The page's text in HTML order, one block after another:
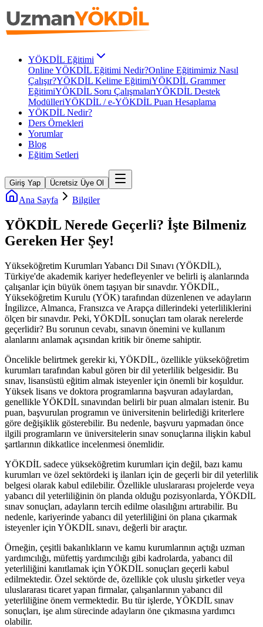
YÖKDİL Eğitimi
Online YÖKDİL Eğitimi Nedir?Online Eğitimimiz Nasıl
Çalışır?YÖKDİL Kelime EğitimiYÖKDİL Grammer
EğitimiYÖKDİL Soru ÇalışmalarıYÖKDİL Destek
ModülleriYÖKDİL / e-YÖKDİL Puan Hesaplama
YÖKDİL Nedir?
Ders Örnekleri
Yorumlar
Blog
Eğitim Setleri
Giriş Yap Ücretsiz Üye Ol
Ana Sayfa Bilgiler
YÖKDİL Nerede Geçerli? İşte Bilmeniz
Gereken Her Şey!
Yükseköğretim Kurumları Yabancı Dil Sınavı (YÖKDİL),
Türkiye'de akademik kariyer hedefleyenler ve belirli iş alanlarında
çalışanlar için büyük önem taşıyan bir sınavdır. YÖKDİL,
Yükseköğretim Kurulu (YÖK) tarafından düzenlenen ve adayların
İngilizce, Almanca, Fransızca ve Arapça dillerindeki yeterliliklerini
ölçen bir sınavdır. Peki, YÖKDİL sonuçları tam olarak nerelerde
geçerlidir? Bu sorunun cevabı, sınavın önemini ve kullanım
alanlarını anlamak açısından kritik bir öneme sahiptir.
Öncelikle belirtmek gerekir ki, YÖKDİL, özellikle yükseköğretim
kurumları tarafından kabul gören bir dil yeterlilik belgesidir. Bu
sınav, lisansüstü eğitim almak isteyenler için önemli bir koşuldur.
Yüksek lisans ve doktora programlarına başvuran adaylardan,
genellikle YÖKDİL sınavından belirli bir puan almaları istenir. Bu
puan, başvurulan programın ve üniversitenin belirlediği kriterlere
göre değişiklik gösterebilir. Bu nedenle, başvuru yapmadan önce
ilgili programların ve üniversitelerin sınav sonuçlarına ilişkin kabul
şartlarının dikkatlice incelenmesi önemlidir.
YÖKDİL sadece yükseköğretim kurumları için değil, bazı kamu
kurumları ve özel sektördeki iş ilanları için de geçerli bir dil yeterlilik
belgesi olarak kabul edilebilir. Özellikle uluslararası projelerde veya
yabancı dil yeterliliğinin ön planda olduğu pozisyonlarda, YÖKDİL
sınav sonuçları, adayların tercih edilme olasılığını artırabilir. Bu
nedenle, kariyerinde yabancı dil yeterliliğini ön plana çıkarmak
isteyenler için YÖKDİL sınavı, değerli bir araçtır.
Örneğin, çeşitli bakanlıkların ve kamu kurumlarının açtığı uzman
yardımcılığı, müfettiş yardımcılığı gibi kadrolarda, yabancı dil
yeterliliğini kanıtlamak için YÖKDİL sonuçları geçerli kabul
edilmektedir. Özel sektörde de, özellikle çok uluslu şirketler veya
uluslararası ticaret yapan firmalar, çalışanlarının yabancı dil
yeterliliğine önem vermektedir. Bu tür işlerde, YÖKDİL sınav
sonuçları, işe alım sürecinde adayların öne çıkmasına yardımcı
olabilir.